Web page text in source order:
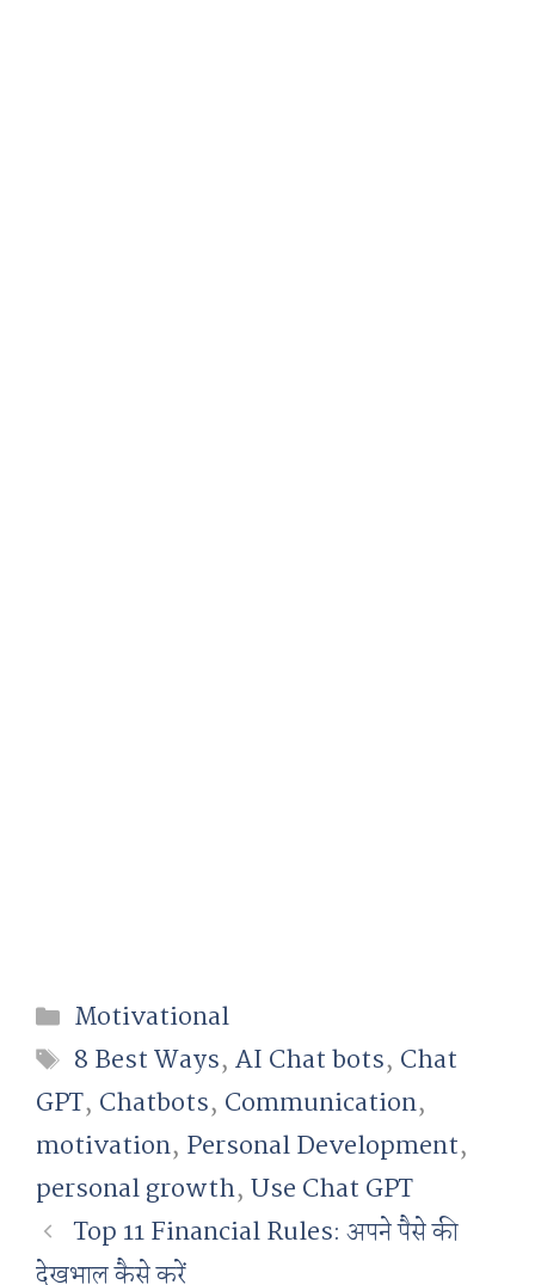
Categories
Motivational
Tags
8 Best Ways, AI Chat bots, Chat
GPT, Chatbots, Communication,
motivation, Personal Development,
personal growth, Use Chat GPT
Top 11 Financial Rules: अपने पैसे की
देखभाल कैसे करें